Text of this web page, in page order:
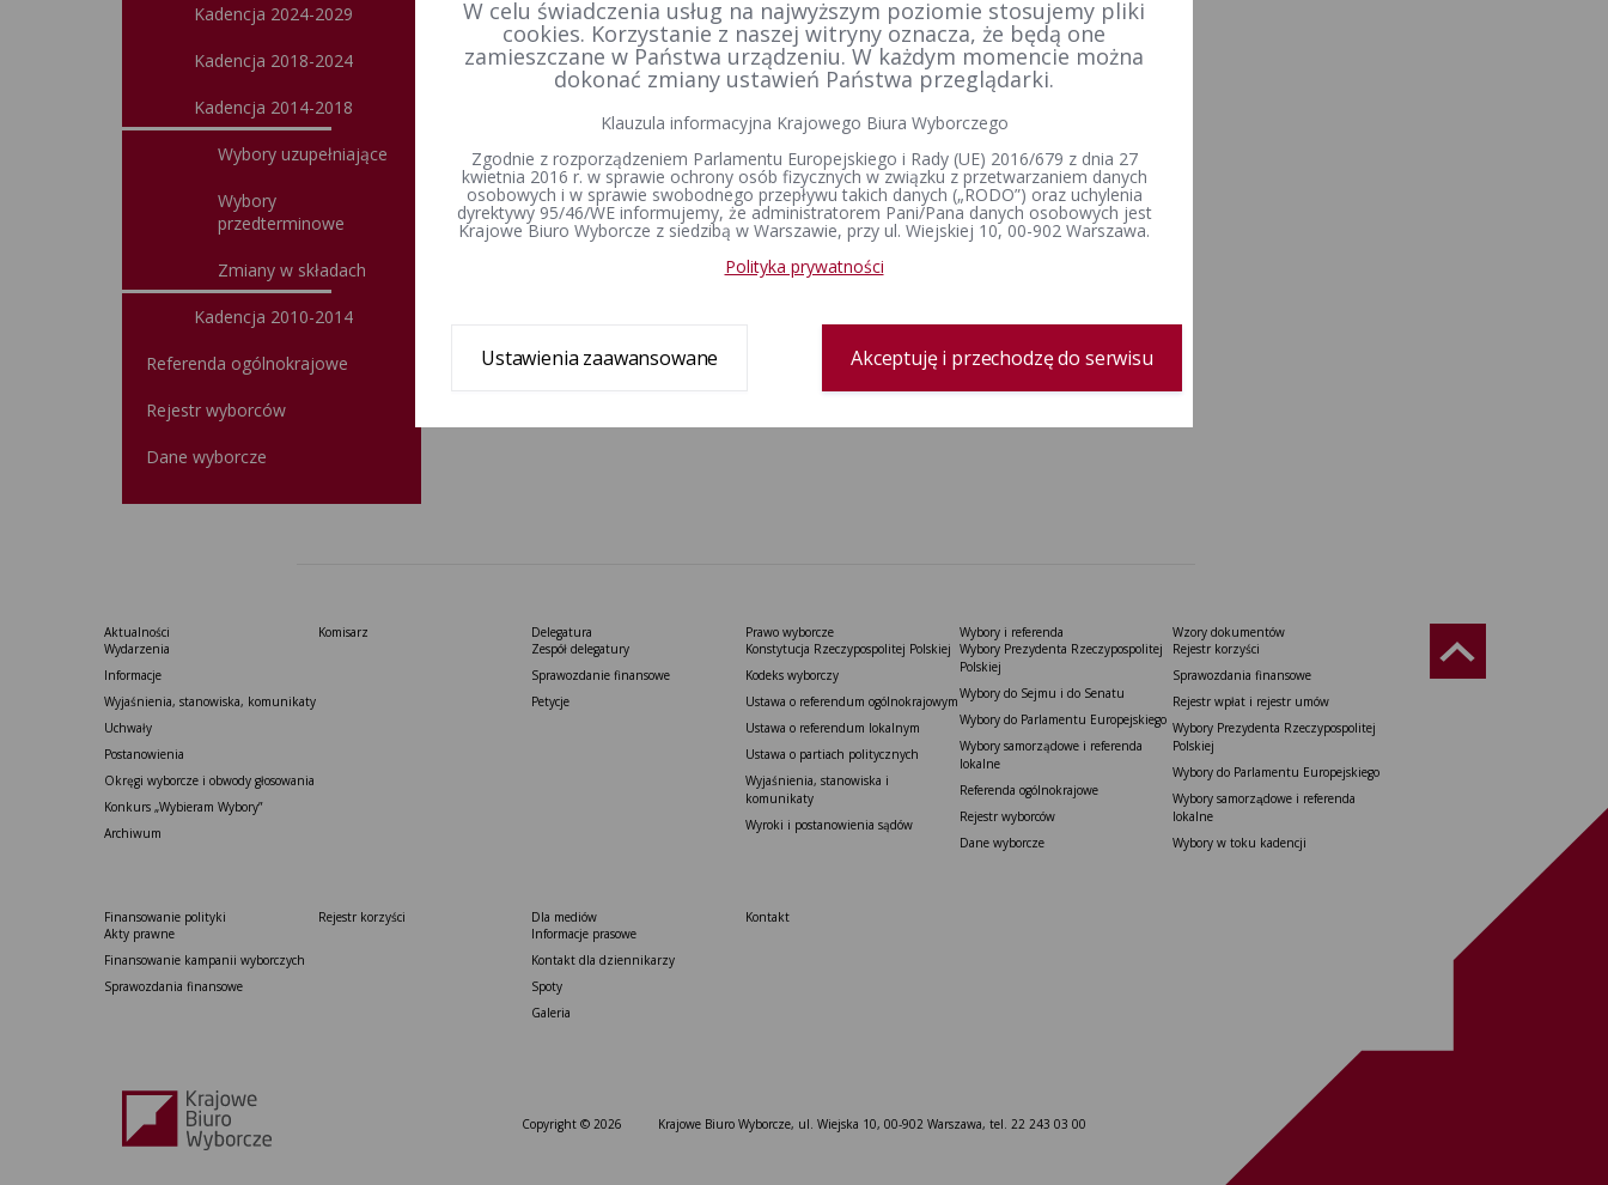
Kadencja 2024-2029
Kadencja 2018-2024
Kadencja 2014-2018
Wybory uzupełniające
Wybory
przedterminowe
Zmiany w składach
Kadencja 2010-2014
Referenda ogólnokrajowe
Rejestr wyborców
Dane wyborcze
Aktualności
Wydarzenia
Informacje
Wyjaśnienia, stanowiska, komunikaty
Uchwały
Postanowienia
Okręgi wyborcze i obwody głosowania
Konkurs „Wybieram Wybory”
Archiwum
Komisarz
Delegatura
Zespół delegatury
Sprawozdanie finansowe
Petycje
Prawo wyborcze
Konstytucja Rzeczypospolitej Polskiej​
Kodeks wyborczy
Ustawa o referendum ogólnokrajowym
Ustawa o referendum lokalnym
Ustawa o partiach politycznych
Wyjaśnienia, stanowiska i
komunikaty
Wyroki i postanowienia sądów
Wybory i referenda
Wybory Prezydenta Rzeczypospolitej
Polskiej
Wybory do Sejmu i do Senatu
Wybory do Parlamentu Europejskiego
Wybory samorządowe i referenda
lokalne
Referenda ogólnokrajowe
Rejestr wyborców
Dane wyborcze
Wzory dokumentów
Rejestr korzyści
Sprawozdania finansowe
Rejestr wpłat i rejestr umów
Wybory Prezydenta Rzeczypospolitej
Polskiej
Wybory do Parlamentu Europejskiego
Wybory samorządowe i referenda
lokalne
Wybory w toku kadencji
Finansowanie polityki
Akty prawne
Finansowanie kampanii wyborczych
Sprawozdania finansowe
Rejestr korzyści
Dla mediów
Informacje prasowe
Kontakt dla dziennikarzy
Spoty
Galeria
Kontakt
Copyright © 2026 Krajowe Biuro Wyborcze, ul. Wiejska 10, 00-902 Warszawa, tel. 22 243 03 00
W celu świadczenia usług na najwyższym poziomie stosujemy pliki
cookies. Korzystanie z naszej witryny oznacza, że będą one
zamieszczane w Państwa urządzeniu. W każdym momencie można
dokonać zmiany ustawień Państwa przeglądarki.
Klauzula informacyjna Krajowego Biura Wyborczego
Zgodnie z rozporządzeniem Parlamentu Europejskiego i Rady (UE) 2016/679 z dnia 27
kwietnia 2016 r. w sprawie ochrony osób fizycznych w związku z przetwarzaniem danych
osobowych i w sprawie swobodnego przepływu takich danych („RODO”) oraz uchylenia
dyrektywy 95/46/WE informujemy, że administratorem Pani/Pana danych osobowych jest
Krajowe Biuro Wyborcze z siedzibą w Warszawie, przy ul. Wiejskiej 10, 00-902 Warszawa.
Polityka prywatności
Ustawienia zaawansowane Akceptuję i przechodzę do serwisu